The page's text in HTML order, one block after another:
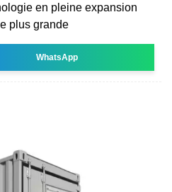
en pleine expansion
plus grande
WhatsApp